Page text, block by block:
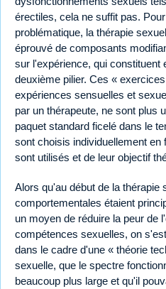
érectiles, cela ne suffit pas.
problématique, la thérapie
éprouvé de composants
sur l'expérience, qui constituent
deuxième pilier. Ces «
expériences sensuelles et
par un thérapeute, ne sont plus
paquet standard ficelé dans le
sont choisis individuellement en
sont utilisés et de leur objectif
Alors qu'au début de la thérapie
comportementales étaient
un moyen de réduire la peur de
compétences sexuelles, on
dans le cadre d'une « théorie
sexuelle, que le spectre
beaucoup plus large et qu'il